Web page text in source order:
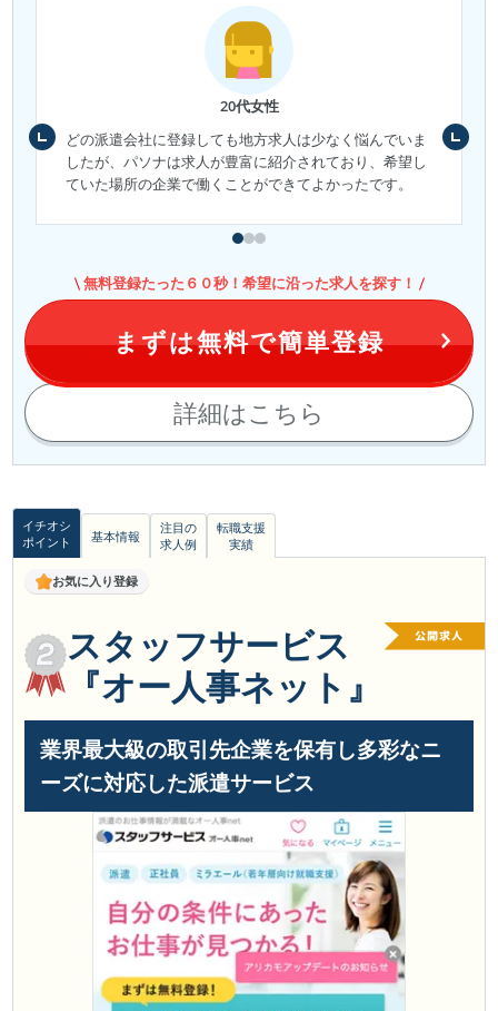
20代女性
どの派遣会社に登録しても地方求人は少なく悩んでいま
したが、パソナは求人が豊富に紹介されており、希望し
ていた場所の企業で働くことができてよかったです。
詳細はこちら
無料登録たった６０秒！希望に沿った求人を探す！
まずは無料で簡単登録
イチオシ
ポイント
基本情報
注目の
求人例
転職支援
実績
お気に入り登録
スタッフサービス
『オー人事ネット』
業界最大級の取引先企業を保有し多彩なニ
ーズに対応した派遣サービス